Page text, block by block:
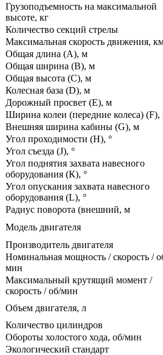
Грузоподъемность на максимальной
высоте, кг
Количество секций стрелы
Максимальная скорость движения,
Общая длина (А), м
Общая ширина (В), м
Общая высота (С), м
Колесная база (D), м
Дорожный просвет (Е), м
Ширина колеи (передние колеса) (F),
Внешняя ширина кабины (G), м
Угол проходимости (H), °
Угол съезда (J), °
Угол поднятия захвата навесного
оборудования (К), °
Угол опускания захвата навесного
оборудования (L), °
Радиус поворота (внешний, м
Модель двигателя
Производитель двигателя
Номинальная мощность / скорость /
мин
Максимальный крутящий момент /
скорость / об/мин
Объем двигателя, л
Количество цилиндров
Обороты холостого хода, об/мин
Экологический стандарт